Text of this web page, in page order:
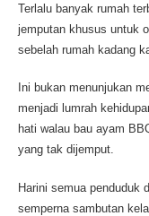
Terlalu banyak rumah
jemputan khusus untuk
sebelah rumah kadang
Ini bukan menunjukan
menjadi lumrah
hati walau bau ayam
yang tak dijemput.
Harini semua penduduk
semperna sambutan